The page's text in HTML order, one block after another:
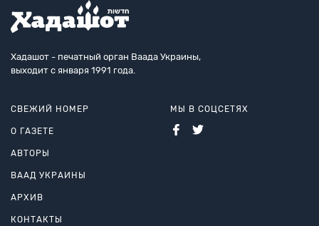
Хадашот - печатный орган Ваада Украины,
выходит с января 1991 года.
СВЕЖИЙ НОМЕР
О ГАЗЕТЕ
АВТОРЫ
ВААД УКРАИНЫ
АРХИВ
КОНТАКТЫ
МЫ В СОЦСЕТЯХ